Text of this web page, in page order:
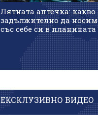
Лятната аптечка: какво
задължително да носим
със себе си в планината
ЕКСКЛУЗИВНО ВИДЕО